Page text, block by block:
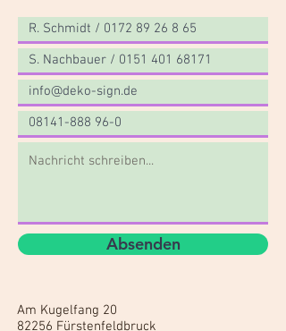
Absenden
Am Kugelfang 20
82256 Fürstenfeldbruck